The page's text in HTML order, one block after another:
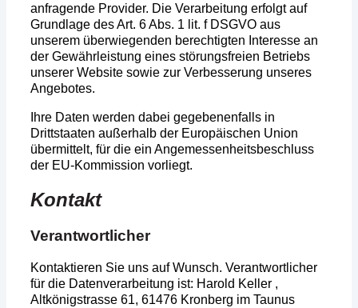
anfragende Provider. Die Verarbeitung erfolgt auf
Grundlage des Art. 6 Abs. 1 lit. f DSGVO aus
unserem überwiegenden berechtigten Interesse an
der Gewährleistung eines störungsfreien Betriebs
unserer Website sowie zur Verbesserung unseres
Angebotes.
Ihre Daten werden dabei gegebenenfalls in
Drittstaaten außerhalb der Europäischen Union
übermittelt, für die ein Angemessenheitsbeschluss
der EU-Kommission vorliegt.
Kontakt
Verantwortlicher
Kontaktieren Sie uns auf Wunsch. Verantwortlicher
für die Datenverarbeitung ist: Harold Keller ,
Altkönigstrasse 61, 61476 Kronberg im Taunus